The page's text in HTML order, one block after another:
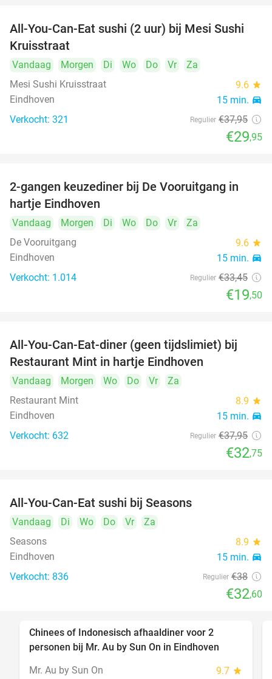
21%
All-You-Can-Eat sushi (2 uur) bij Mesi Sushi
Kruisstraat
Vandaag Morgen Di Wo Do Vr
Za
Mesi Sushi Kruisstraat
9.6 star
Eindhoven 15 min. directions_car
Verkocht: 321 Regulier €37,95
€29,95
42%
2-gangen keuzediner bij De Vooruitgang in
hartje Eindhoven
Vandaag Morgen Di Wo Do Vr
Za
De Vooruitgang
9.6 star
Eindhoven 15 min. directions_car
Verkocht: 1.014 Regulier €33,45
€19,50
14%
All-You-Can-Eat-diner (geen tijdslimiet) bij
Restaurant Mint in hartje Eindhoven
Vandaag Morgen Wo Do Vr
Za
Restaurant Mint
8.9 star
Eindhoven 15 min. directions_car
Verkocht: 632 Regulier €37,95
€32,75
All-You-Can-Eat sushi bij Seasons
Vandaag Di Wo Do Vr
Za
Seasons
8.9 star
Eindhoven 15 min. directions_car
Verkocht: 836 Regulier €38
€32,60
Chinees of Indonesisch afhaaldiner voor 2
personen bij Mr. Au by Sun On in Eindhoven
Mr. Au by Sun On
9.7 star